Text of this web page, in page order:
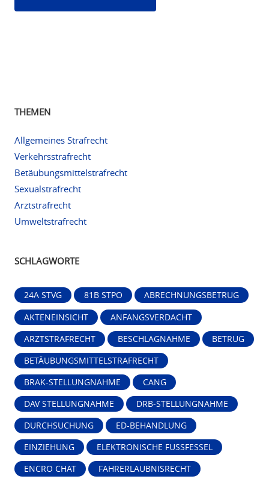
THEMEN
Allgemeines Strafrecht
Verkehrsstrafrecht
Betäubungsmittelstrafrecht
Sexualstrafrecht
Arztstrafrecht
Umweltstrafrecht
SCHLAGWORTE
24A STVG 81B STPO ABRECHNUNGSBETRUG
AKTENEINSICHT ANFANGSVERDACHT
ARZTSTRAFRECHT BESCHLAGNAHME BETRUG
BETÄUBUNGSMITTELSTRAFRECHT
BRAK-STELLUNGNAHME CANG
DAV STELLUNGNAHME DRB-STELLUNGNAHME
DURCHSUCHUNG ED-BEHANDLUNG
EINZIEHUNG ELEKTRONISCHE FUSSFESSEL
ENCRO CHAT FAHRERLAUBNISRECHT